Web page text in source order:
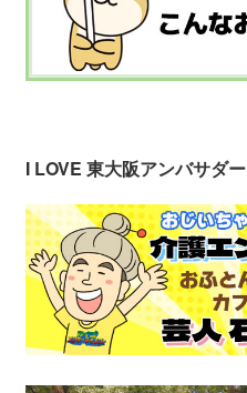
I LOVE 東大阪アンバサダー